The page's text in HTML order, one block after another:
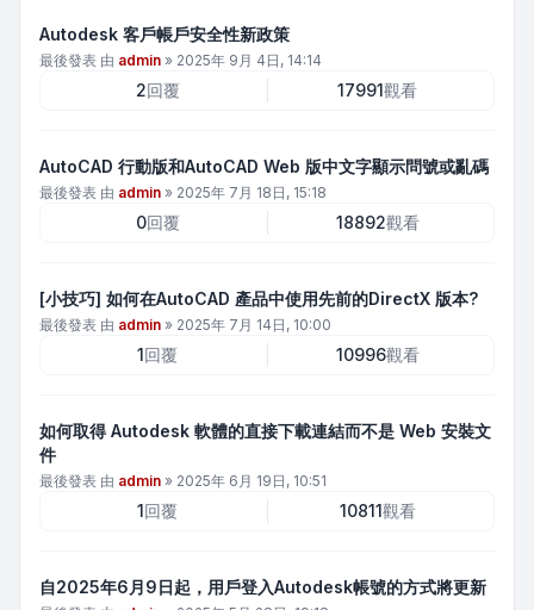
Autodesk 客戶帳戶安全性新政策
最後發表 由 admin » 2025年 9月 4日, 14:14
2回覆 17991觀看
AutoCAD 行動版和AutoCAD Web 版中文字顯示問號或亂碼
最後發表 由 admin » 2025年 7月 18日, 15:18
0回覆 18892觀看
[小技巧] 如何在AutoCAD 產品中使用先前的DirectX 版本?
最後發表 由 admin » 2025年 7月 14日, 10:00
1回覆 10996觀看
如何取得 Autodesk 軟體的直接下載連結而不是 Web 安裝文
件
最後發表 由 admin » 2025年 6月 19日, 10:51
1回覆 10811觀看
自2025年6月9日起，用戶登入Autodesk帳號的方式將更新